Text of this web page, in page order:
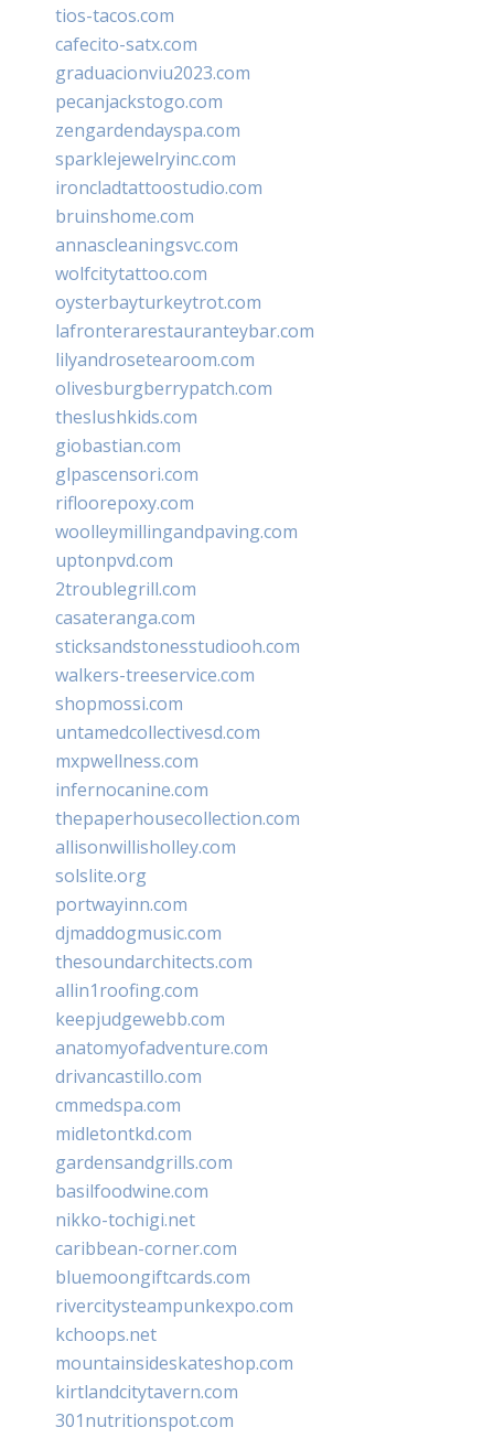
tios-tacos.com
cafecito-satx.com
graduacionviu2023.com
pecanjackstogo.com
zengardendayspa.com
sparklejewelryinc.com
ironcladtattoostudio.com
bruinshome.com
annascleaningsvc.com
wolfcitytattoo.com
oysterbayturkeytrot.com
lafronterarestauranteybar.com
lilyandrosetearoom.com
olivesburgberrypatch.com
theslushkids.com
giobastian.com
glpascensori.com
rifloorepoxy.com
woolleymillingandpaving.com
uptonpvd.com
2troublegrill.com
casateranga.com
sticksandstonesstudiooh.com
walkers-treeservice.com
shopmossi.com
untamedcollectivesd.com
mxpwellness.com
infernocanine.com
thepaperhousecollection.com
allisonwillisholley.com
solslite.org
portwayinn.com
djmaddogmusic.com
thesoundarchitects.com
allin1roofing.com
keepjudgewebb.com
anatomyofadventure.com
drivancastillo.com
cmmedspa.com
midletontkd.com
gardensandgrills.com
basilfoodwine.com
nikko-tochigi.net
caribbean-corner.com
bluemoongiftcards.com
rivercitysteampunkexpo.com
kchoops.net
mountainsideskateshop.com
kirtlandcitytavern.com
301nutritionspot.com